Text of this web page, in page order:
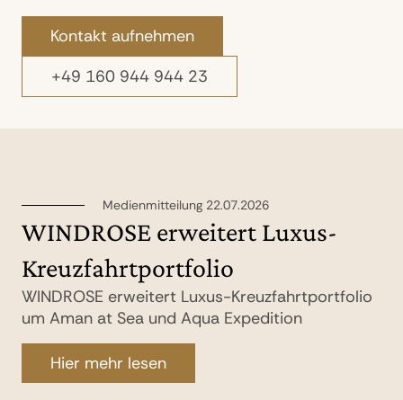
Kontakt aufnehmen
+49 160 944 944 23
Medienmitteilung 22.07.2026
WINDROSE erweitert Luxus-
Kreuzfahrtportfolio
WINDROSE erweitert Luxus-Kreuzfahrtportfolio
um Aman at Sea und Aqua Expedition
Hier mehr lesen